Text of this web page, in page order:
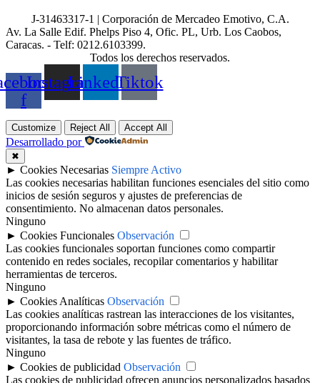
J-31463317-1 | Corporación de Mercadeo Emotivo, C.A.
Av. La Salle Edif. Phelps Piso 4, Ofic. PL, Urb. Los Caobos,
Caracas. - Telf: 0212.6103399.
Todos los derechos reservados.
f
InstagramLinkedinTiktok
Customize Reject All Accept All
Desarrollado por
✖
► Cookies Necesarias Siempre Activo
Las cookies necesarias habilitan funciones esenciales del sitio como
inicios de sesión seguros y ajustes de preferencias de
consentimiento. No almacenan datos personales.
Ninguno
► Cookies Funcionales Observación
Las cookies funcionales soportan funciones como compartir
contenido en redes sociales, recopilar comentarios y habilitar
herramientas de terceros.
Ninguno
► Cookies Analíticas Observación
Las cookies analíticas rastrean las interacciones de los visitantes,
proporcionando información sobre métricas como el número de
visitantes, la tasa de rebote y las fuentes de tráfico.
Ninguno
► Cookies de publicidad Observación
Las cookies de publicidad ofrecen anuncios personalizados basados